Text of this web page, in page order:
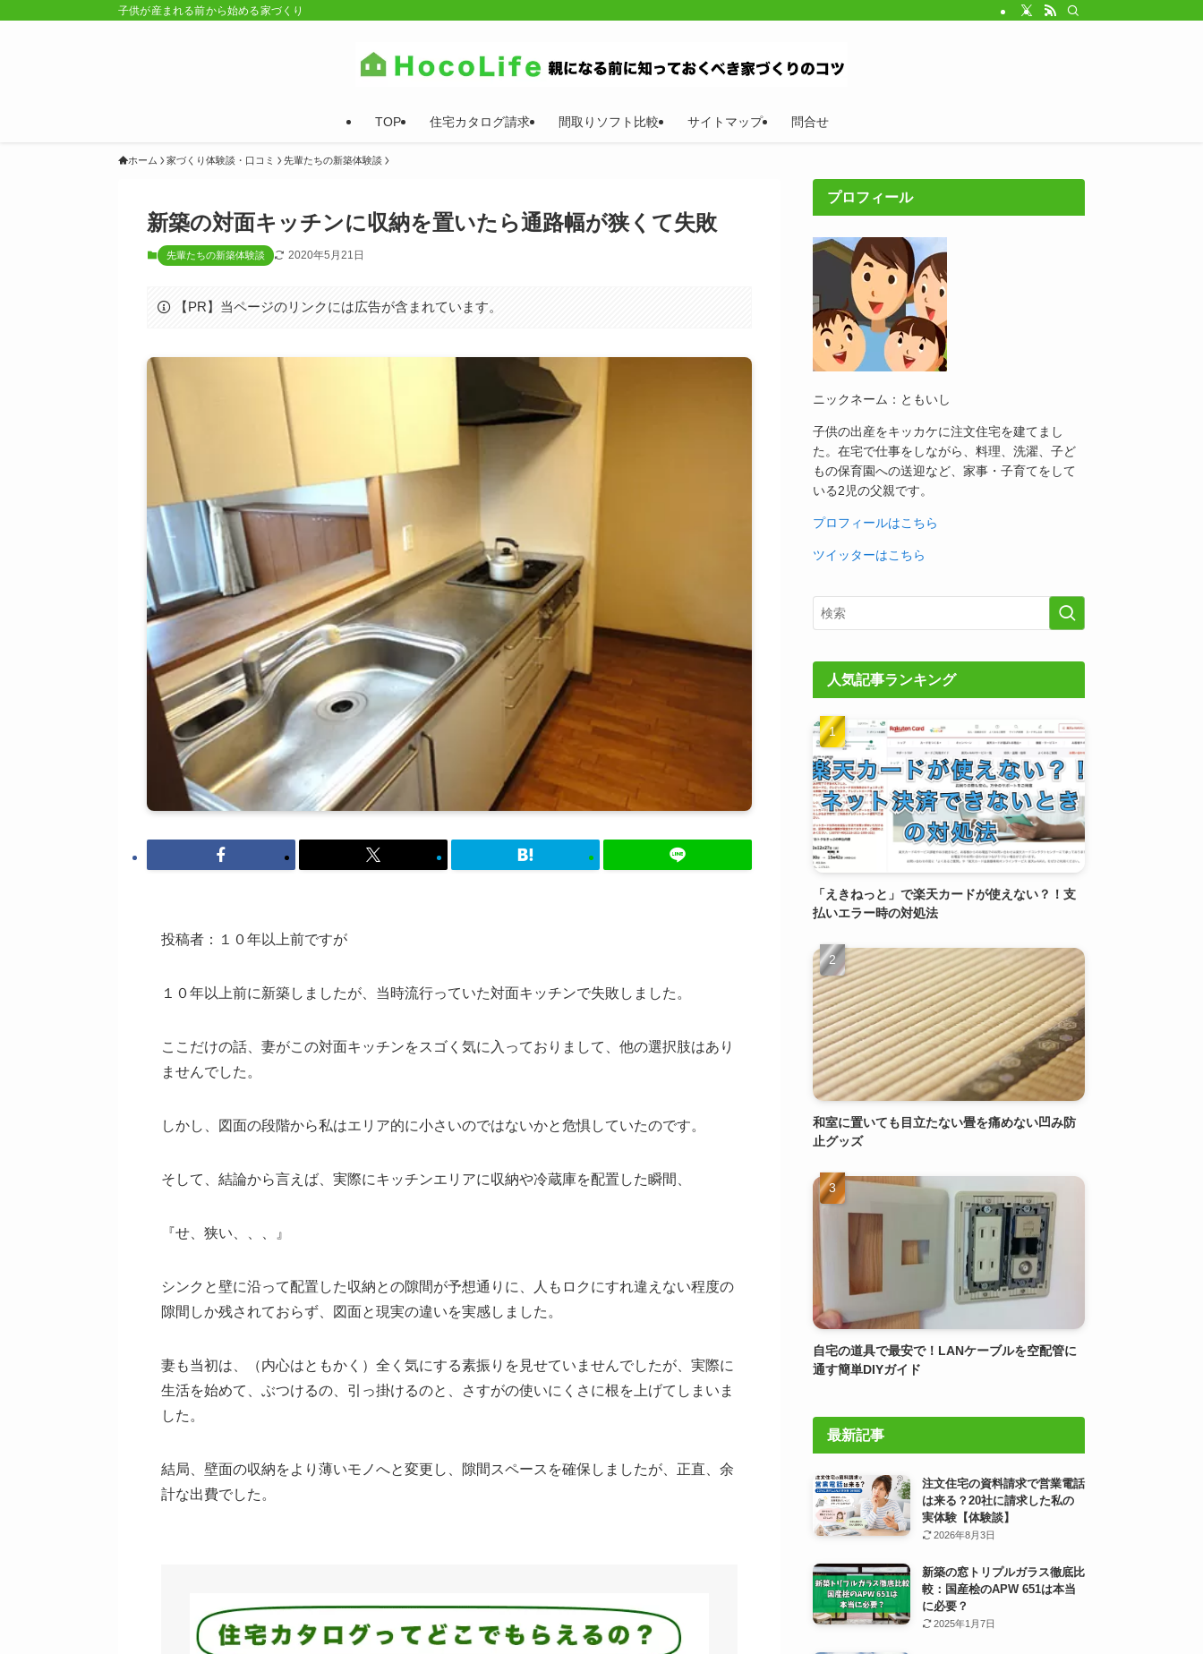
子供が産まれる前から始める家づくり
TOP 住宅カタログ請求 間取りソフト比較 サイトマップ 問合せ
ホーム 家づくり体験談・口コミ 先輩たちの新築体験談
新築の対面キッチンに収納を置いたら通路幅が狭くて失敗
先輩たちの新築体験談 2020年5月21日
【PR】当ページのリンクには広告が含まれています。
投稿者：１０年以上前ですが
１０年以上前に新築しましたが、当時流行っていた対面キッチンで失敗しました。
ここだけの話、妻がこの対面キッチンをスゴく気に入っておりまして、他の選択肢はあり
ませんでした。
しかし、図面の段階から私はエリア的に小さいのではないかと危惧していたのです。
そして、結論から言えば、実際にキッチンエリアに収納や冷蔵庫を配置した瞬間、
『せ、狭い、、、』
シンクと壁に沿って配置した収納との隙間が予想通りに、人もロクにすれ違えない程度の
隙間しか残されておらず、図面と現実の違いを実感しました。
妻も当初は、（内心はともかく）全く気にする素振りを見せていませんでしたが、実際に
生活を始めて、ぶつけるの、引っ掛けるのと、さすがの使いにくさに根を上げてしまいま
した。
結局、壁面の収納をより薄いモノへと変更し、隙間スペースを確保しましたが、正直、余
計な出費でした。
プロフィール
ニックネーム：ともいし
子供の出産をキッカケに注文住宅を建てまし
た。在宅で仕事をしながら、料理、洗濯、子ど
もの保育園への送迎など、家事・子育てをして
いる2児の父親です。
プロフィールはこちら
ツイッターはこちら
人気記事ランキング
「えきねっと」で楽天カードが使えない？！支
払いエラー時の対処法
和室に置いても目立たない畳を痛めない凹み防
止グッズ
自宅の道具で最安で！LANケーブルを空配管に
通す簡単DIYガイド
最新記事
注文住宅の資料請求で営業電話
は来る？20社に請求した私の
実体験【体験談】
2026年8月3日
新築の窓トリプルガラス徹底比
較：国産桧のAPW 651は本当
に必要？
2025年1月7日